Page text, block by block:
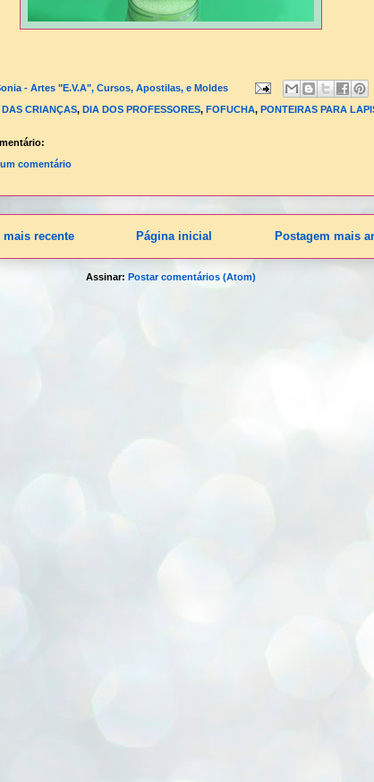
- Artes "E.V.A", Cursos, Apostilas, e Moldes
CRIANÇAS, DIA DOS PROFESSORES, FOFUCHA, PONTEIRAS PARA
comentário
mais recente Postagem mais
Página inicial
Assinar: Postar comentários (Atom)
presentes, Chapéu Pica-pau, Confecção de FLORES E.V.A, Coruja